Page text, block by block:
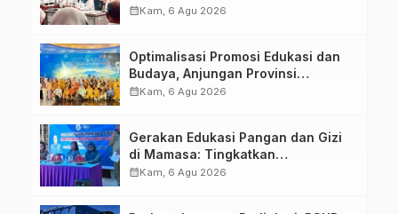
Aplikasi FLEKSI ASN
calendar_monthKam, 6 Agu 2026
Optimalisasi Promosi Edukasi dan
Budaya, Anjungan Provinsi
Sulawesi Barat Perkuat Kolaborasi
calendar_monthKam, 6 Agu 2026
Gerakan Edukasi Pangan dan Gizi
di Mamasa: Tingkatkan
Pengetahuan dan Keterampilan
calendar_monthKam, 6 Agu 2026